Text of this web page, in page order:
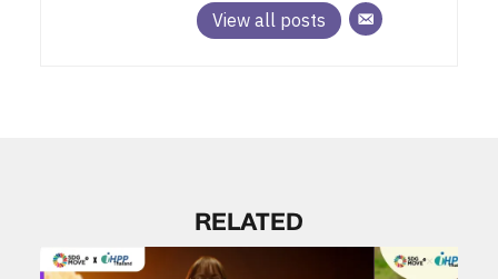
View all posts
RELATED